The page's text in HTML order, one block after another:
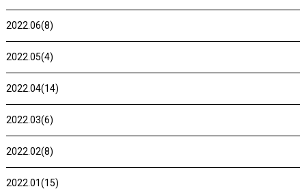
2022.06(8)
2022.05(4)
2022.04(14)
2022.03(6)
2022.02(8)
2022.01(15)